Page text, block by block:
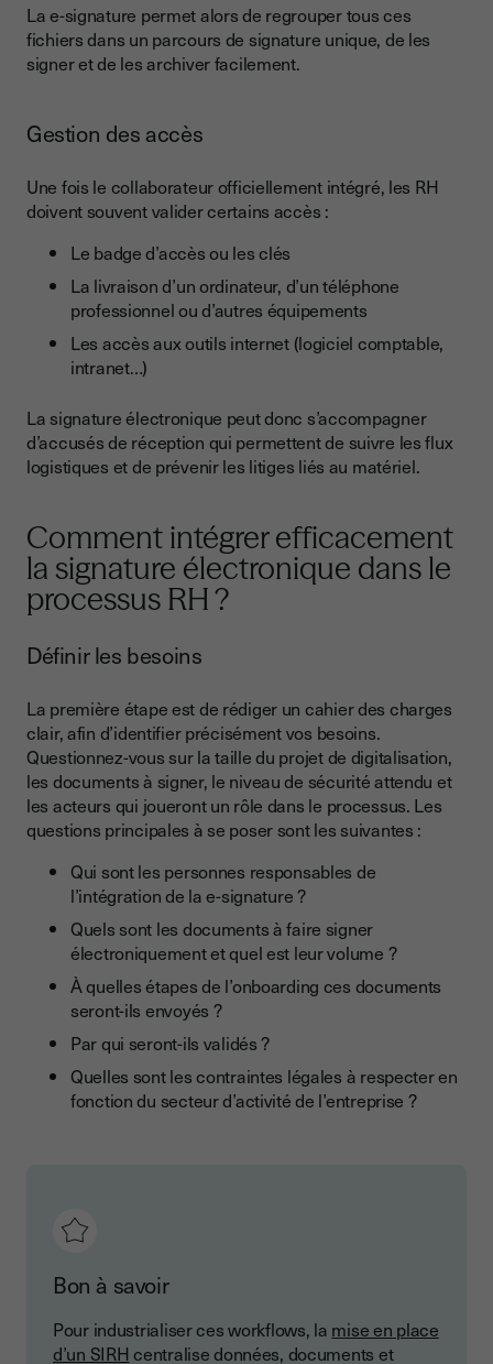
La e-signature permet alors de regrouper tous ces
fichiers dans un parcours de signature unique, de les
signer et de les archiver facilement.
Gestion des accès
Une fois le collaborateur officiellement intégré, les RH
doivent souvent valider certains accès :
Le badge d’accès ou les clés
La livraison d’un ordinateur, d’un téléphone
professionnel ou d’autres équipements
Les accès aux outils internet (logiciel comptable,
intranet…)
La signature électronique peut donc s’accompagner
d’accusés de réception qui permettent de suivre les flux
logistiques et de prévenir les litiges liés au matériel.
Comment intégrer efficacement
la signature électronique dans le
processus RH ?
Définir les besoins
La première étape est de rédiger un cahier des charges
clair, afin d’identifier précisément vos besoins.
Questionnez-vous sur la taille du projet de digitalisation,
les documents à signer, le niveau de sécurité attendu et
les acteurs qui joueront un rôle dans le processus. Les
questions principales à se poser sont les suivantes :
Qui sont les personnes responsables de
l’intégration de la e-signature ?
Quels sont les documents à faire signer
électroniquement et quel est leur volume ?
À quelles étapes de l’onboarding ces documents
seront-ils envoyés ?
Par qui seront-ils validés ?
Quelles sont les contraintes légales à respecter en
fonction du secteur d’activité de l’entreprise ?
Bon à savoir
Pour industrialiser ces workflows, la mise en place
d’un SIRH centralise données, documents et